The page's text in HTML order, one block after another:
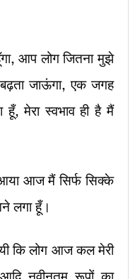
आप लोग जितना मुझे
जाऊंगा, एक जगह
मेरा स्वभाव ही है मैं
आज मैं सिर्फ सिक्के
लगा हूँ।
कि लोग आज कल मेरी